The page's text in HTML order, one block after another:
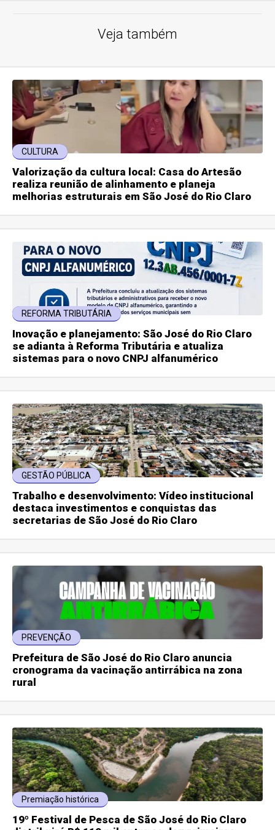
Veja também
CULTURA
Valorização da cultura local: Casa do Artesão
realiza reunião de alinhamento e planeja
melhorias estruturais em São José do Rio Claro
REFORMA TRIBUTÁRIA
Inovação e planejamento: São José do Rio Claro
se adianta à Reforma Tributária e atualiza
sistemas para o novo CNPJ alfanumérico
GESTÃO PÚBLICA
Trabalho e desenvolvimento: Vídeo institucional
destaca investimentos e conquistas das
secretarias de São José do Rio Claro
PREVENÇÃO
Prefeitura de São José do Rio Claro anuncia
cronograma da vacinação antirrábica na zona
rural
Premiação histórica
19º Festival de Pesca de São José do Rio Claro